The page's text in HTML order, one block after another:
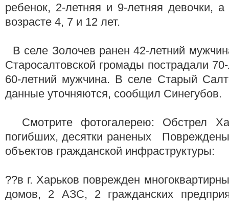
ребенок, 2-летняя и 9-летняя девочки,
возрасте 4, 7 и 12 лет.
В селе Золочев ранен 42-летний
Старосалтовской громады пострадали
60-летний мужчина. В селе Старый
данные уточняются, сообщил Синегубов.
Cмотрите фотогалерею: Обстрел
погибших, десятки раненых
объектов гражданской инфраструктуры:
??в г. Харьков поврежден
домов, 2 АЗС, 2 гражданских